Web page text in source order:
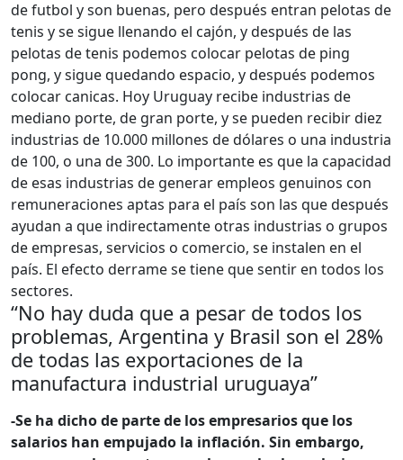
de futbol y son buenas, pero después entran pelotas de
tenis y se sigue llenando el cajón, y después de las
pelotas de tenis podemos colocar pelotas de ping
pong, y sigue quedando espacio, y después podemos
colocar canicas. Hoy Uruguay recibe industrias de
mediano porte, de gran porte, y se pueden recibir diez
industrias de 10.000 millones de dólares o una industria
de 100, o una de 300. Lo importante es que la capacidad
de esas industrias de generar empleos genuinos con
remuneraciones aptas para el país son las que después
ayudan a que indirectamente otras industrias o grupos
de empresas, servicios o comercio, se instalen en el
país. El efecto derrame se tiene que sentir en todos los
sectores.
“No hay duda que a pesar de todos los
problemas, Argentina y Brasil son el 28%
de todas las exportaciones de la
manufactura industrial uruguaya”
-Se ha dicho de parte de los empresarios que los
salarios han empujado la inflación. Sin embargo,